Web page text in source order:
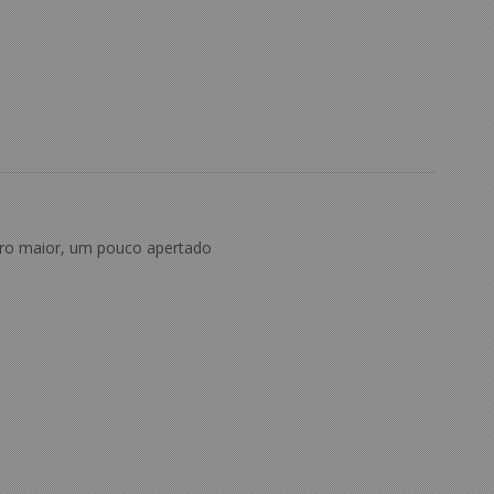
maior, um pouco apertado